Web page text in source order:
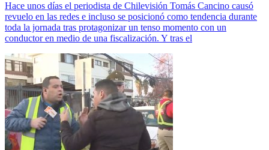
Hace unos días el periodista de Chilevisión Tomás Cancino causó
revuelo en las redes e incluso se posicionó como tendencia durante
toda la jornada tras protagonizar un tenso momento con un
conductor en medio de una fiscalización. Y tras el